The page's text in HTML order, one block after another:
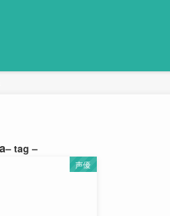
– tag –
声優